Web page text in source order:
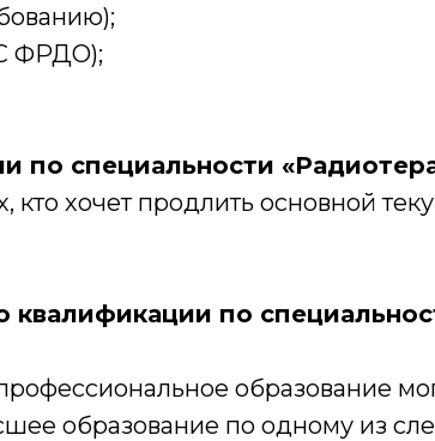
ФРДО);
по специальности
кто хочет продлить основной
по
образование
образование по одному из